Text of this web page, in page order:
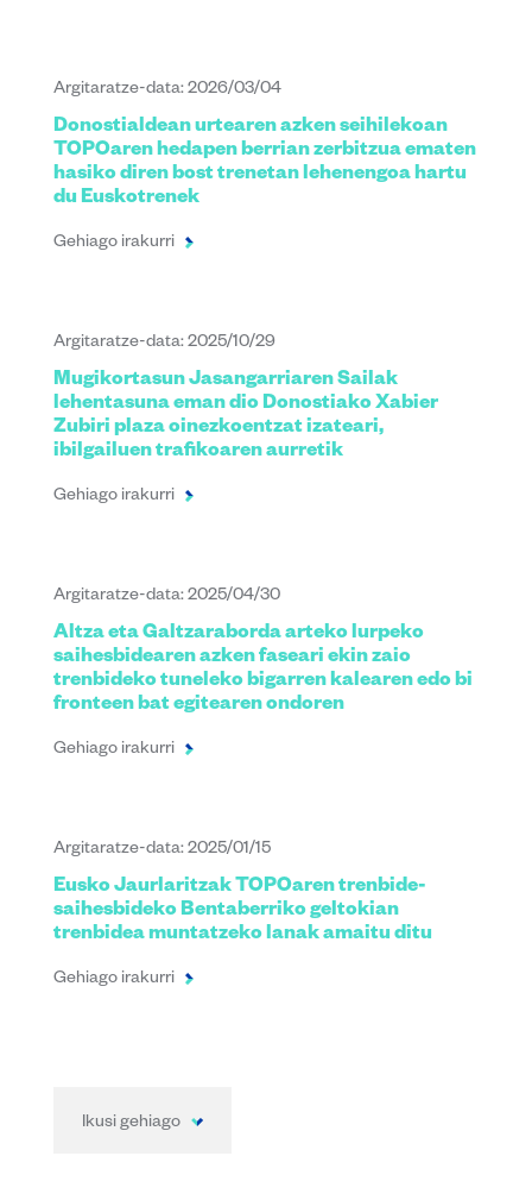
Argitaratze-data: 2026/03/04
Donostialdean urtearen azken seihilekoan
TOPOaren hedapen berrian zerbitzua ematen
hasiko diren bost trenetan lehenengoa hartu
du Euskotrenek
Gehiago irakurri
Argitaratze-data: 2025/10/29
Mugikortasun Jasangarriaren Sailak
lehentasuna eman dio Donostiako Xabier
Zubiri plaza oinezkoentzat izateari,
ibilgailuen trafikoaren aurretik
Gehiago irakurri
Argitaratze-data: 2025/04/30
Altza eta Galtzaraborda arteko lurpeko
saihesbidearen azken faseari ekin zaio
trenbideko tuneleko bigarren kalearen edo bi
fronteen bat egitearen ondoren
Gehiago irakurri
Argitaratze-data: 2025/01/15
Eusko Jaurlaritzak TOPOaren trenbide-
saihesbideko Bentaberriko geltokian
trenbidea muntatzeko lanak amaitu ditu
Gehiago irakurri
Ikusi gehiago